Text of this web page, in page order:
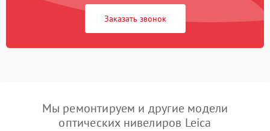
Заказать звонок
Мы ремонтируем и другие модели
оптических нивелиров Leica